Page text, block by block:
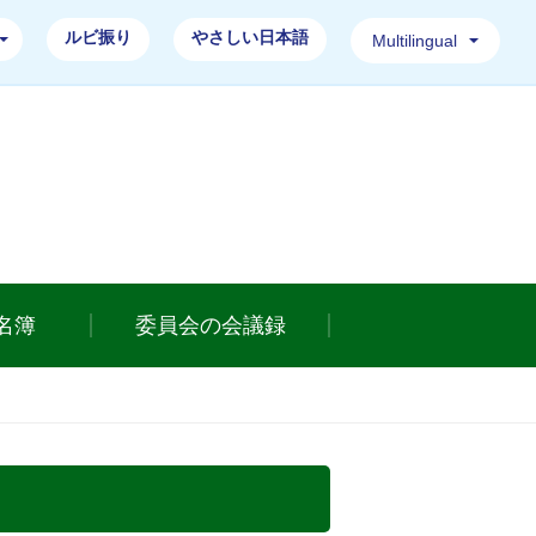
ルビ振り やさしい日本語 Multilingual
簿 委員会の会議録